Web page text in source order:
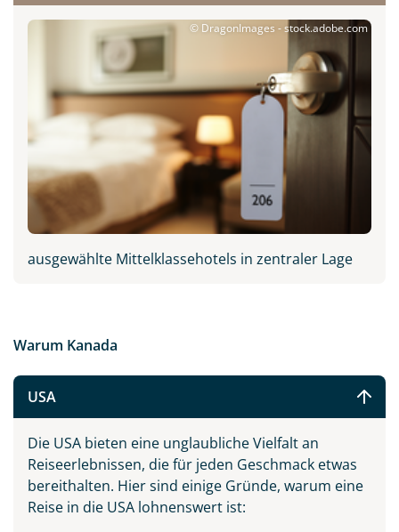
© DragonImages - stock.adobe.com
ausgewählte Mittelklassehotels in zentraler Lage
Warum Kanada
USA
Die USA bieten eine unglaubliche Vielfalt an
Reiseerlebnissen, die für jeden Geschmack etwas
bereithalten. Hier sind einige Gründe, warum eine
Reise in die USA lohnenswert ist: